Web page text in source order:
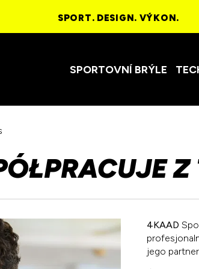
SPORT. DESIGN. VÝKON.
SPORTOVNÍ BRÝLE
Z
4KAAD
jego